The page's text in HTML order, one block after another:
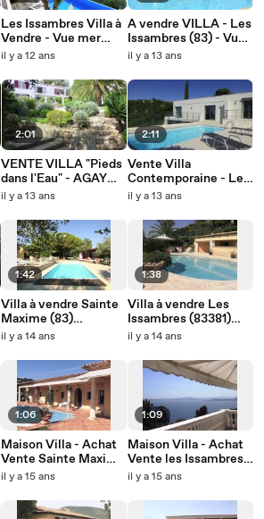
Les Issambres Villa à
Vendre - Vue mer
panoramique -
Piscine - 380m²
il y a 12 ans
2:01
VENTE VILLA "Pieds
dans l'Eau" - AGAY
(83) - Ponton privé -
indépendant - Piscine
il y a 13 ans
1:42
Villa à vendre Sainte
Maxime (83)
immobilier - vue mer
il y a 14 ans
1:06
Maison Villa - Achat
Vente Sainte Maxime
(83120) - 200m2 vue
Léonie lelièvre.mov
il y a 15 ans
A vendre VILLA - Les
Issambres (83) - Vue
Mer - Piscine - 6
de 1700m²
il y a 13 ans
2:11
Vente Villa
Contemporaine - Les
Issambres (83381) -
Plages - Piscine - 185
m²
il y a 13 ans
1:38
Villa à vendre Les
Issambres (83381)
immobilier - vue mer
il y a 14 ans
1:09
Maison Villa - Achat
Vente les Issambres
(83380) - vue mer -
lelièvremov
il y a 15 ans